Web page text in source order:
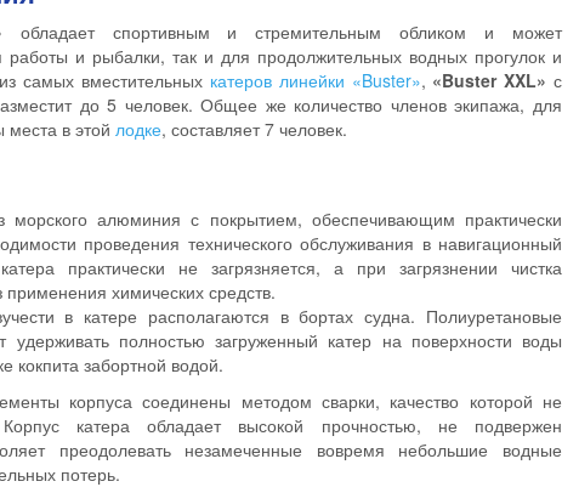
обладает спортивным и стремительным обликом и может
работы и рыбалки, так и для продолжительных водных прогулок и
самых вместительных катеров линейки «Buster», «Buster XXL» с
до 5 человек. Общее же количество членов экипажа, для
места в этой лодке, составляет 7 человек.
морского алюминия с покрытием, обеспечивающим практически
проведения технического обслуживания в навигационный
практически не загрязняется, а при загрязнении чистка
применения химических средств.
в катере располагаются в бортах судна. Полиуретановые
удерживать полностью загруженный катер на поверхности воды
кокпита забортной водой.
корпуса соединены методом сварки, качество которой не
катера обладает высокой прочностью, не подвержен
преодолевать незамеченные вовремя небольшие водные
потерь.